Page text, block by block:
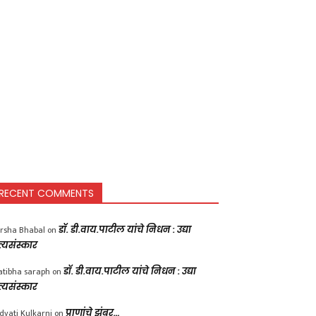
COMMENTS
Bhabal on डॉ. डी.वाय.पाटील यांचे निधन : उद्या
saraph on डॉ. डी.वाय.पाटील यांचे निधन : उद्या
प्राणांचे झुंबर…